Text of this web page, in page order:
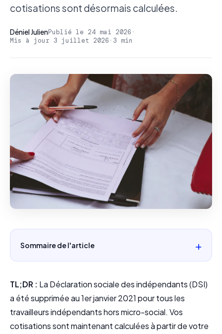
cotisations sont désormais calculées.
Déniel JulienPublié le 24 mai 2026 ·
Mis à jour 3 juillet 2026 · 3 min
Sommaire de l'article
TL;DR : La Déclaration sociale des indépendants (DSI)
a été supprimée au 1er janvier 2021 pour tous les
travailleurs indépendants hors micro-social. Vos
cotisations sont maintenant calculées à partir de votre